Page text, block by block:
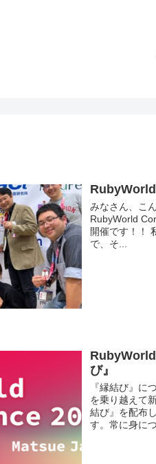
みなさん、こ
RubyWorld
開催です！！
で、そ...
び』
『縁結び』に
を乗り越えて
結び』を配布
す。常に身に